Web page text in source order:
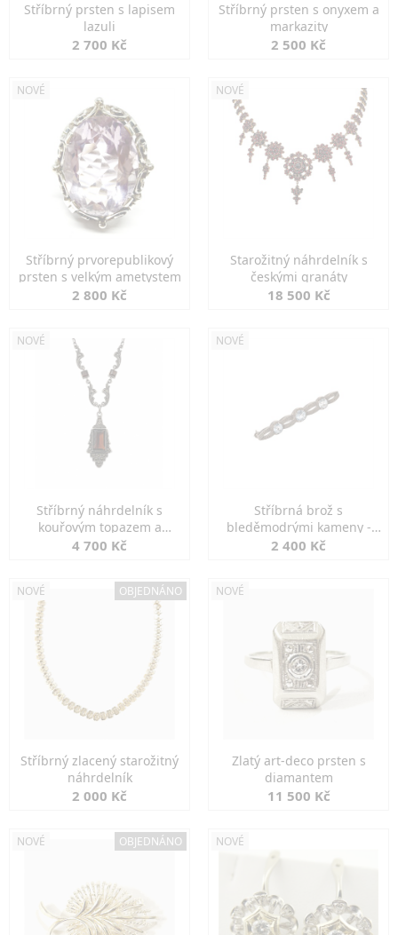
Stříbrný prsten s lapisem
lazuli
2 700 Kč
Stříbrný prsten s onyxem a
markazity
2 500 Kč
NOVÉ
Stříbrný prvorepublikový
prsten s velkým ametystem
2 800 Kč
NOVÉ
Starožitný náhrdelník s
českými granáty
18 500 Kč
NOVÉ
Stříbrný náhrdelník s
kouřovým topazem a
markazity
4 700 Kč
NOVÉ
Stříbrná brož s
bleděmodrými kameny -
jemná elegance
2 400 Kč
NOVÉ OBJEDNÁNO
Stříbrný zlacený starožitný
náhrdelník
2 000 Kč
NOVÉ
Zlatý art-deco prsten s
diamantem
11 500 Kč
NOVÉ OBJEDNÁNO NOVÉ